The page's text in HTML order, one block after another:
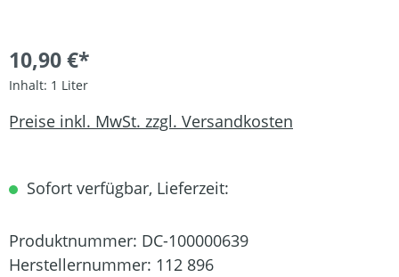
10,90 €*
Inhalt: 1 Liter
Preise inkl. MwSt. zzgl. Versandkosten
Sofort verfügbar, Lieferzeit:
Produktnummer: DC-100000639
Herstellernummer: 112 896